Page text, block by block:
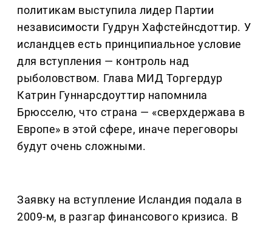
политикам выступила лидер Партии
независимости Гудрун Хафстейнсдоттир. У
исландцев есть принципиальное условие
для вступления — контроль над
рыболовством. Глава МИД Торгердур
Катрин Гуннарсдоуттир напомнила
Брюсселю, что страна — «сверхдержава в
Европе» в этой сфере, иначе переговоры
будут очень сложными.
Заявку на вступление Исландия подала в
2009-м, в разгар финансового кризиса. В